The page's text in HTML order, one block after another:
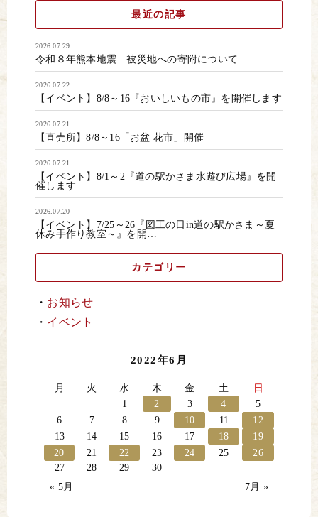
最近の記事
2026.07.29
令和８年熊本地震 被災地への寄附について
2026.07.22
【イベント】8/8～16『おいしいもの市』を開催します
2026.07.21
【直売所】8/8～16「お盆 花市」開催
2026.07.21
【イベント】8/1～2『道の駅かさま水遊び広場』を開
催します
2026.07.20
【イベント】7/25～26『図工の日in道の駅かさま～夏
休み手作り教室～』を開…
カテゴリー
お知らせ
イベント
2022年6月
月 火 水 木 金 土
日
1
2 3 4
5
6
7 8 9 10 11
12
13
14 15 16 17 18
19
20
21 22 23 24 25
26
27
28 29
30
« 5月
7月 »